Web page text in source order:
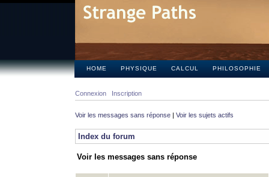
HOME PHYSIQUE CALCUL PHILOSOPHIE
Connexion Inscription
Voir les messages sans réponse | Voir les sujets actifs
Index du forum
Voir les messages sans réponse